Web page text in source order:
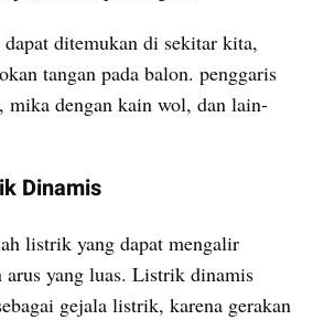
ditemukan di sekitar kita,
tangan pada balon. penggaris
, mika dengan kain wol, dan lain-
Dinamis
listrik yang dapat mengalir
arus yang luas. Listrik dinamis
gejala listrik, karena gerakan